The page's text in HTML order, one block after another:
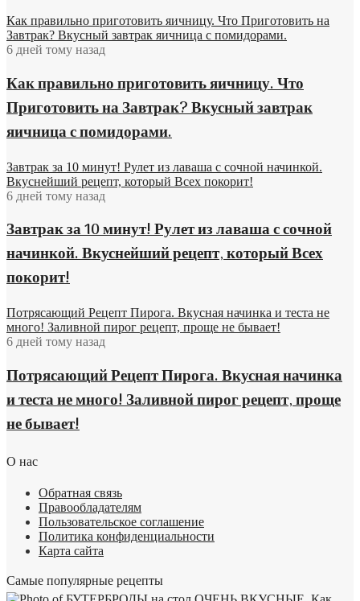
Как правильно приготовить яичницу. Что Приготовить на
Завтрак? Вкусный завтрак яичница с помидорами.
6 дней тому назад
Как правильно приготовить яичницу. Что
Приготовить на Завтрак? Вкусный завтрак
яичница с помидорами.
Завтрак за 10 минут! Рулет из лаваша с сочной начинкой.
Вкуснейший рецепт, который Всех покорит!
6 дней тому назад
Завтрак за 10 минут! Рулет из лаваша с сочной
начинкой. Вкуснейший рецепт, который Всех
покорит!
Потрясающий Рецепт Пирога. Вкусная начинка и теста не
много! Заливной пирог рецепт, проще не бывает!
6 дней тому назад
Потрясающий Рецепт Пирога. Вкусная начинка
и теста не много! Заливной пирог рецепт, проще
не бывает!
О нас
Обратная связь
Правообладателям
Пользовательское соглашение
Политика конфиденциальности
Карта сайта
Самые популярные рецепты